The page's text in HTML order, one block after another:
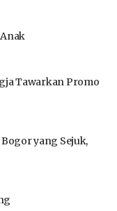
Tawarkan Promo
yang Sejuk,